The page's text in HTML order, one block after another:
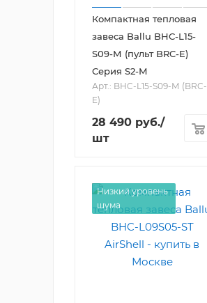
Компактная тепловая
завеса Ballu BHC-L15-
S09-М (пульт BRC-E)
Серия S2-М
Арт.: BHC-L15-S09-М (BRC-
E)
28 490 руб./
шт
Низкий уровень
шума